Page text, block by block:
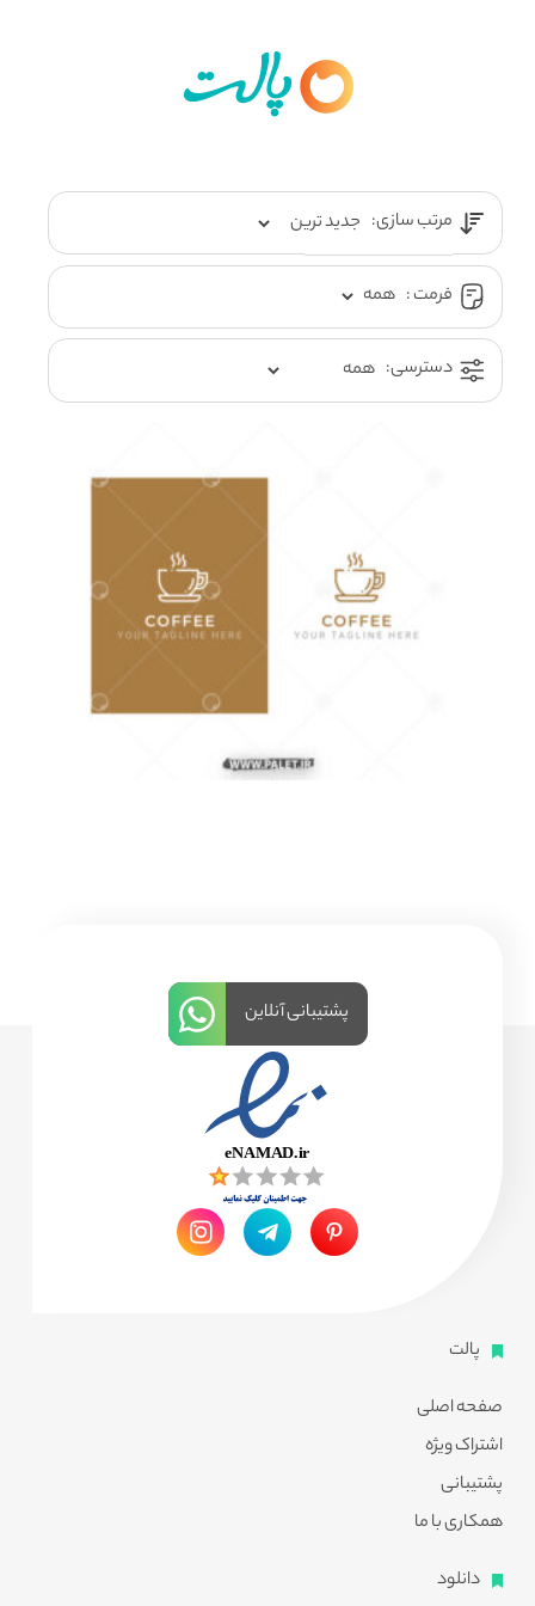
مرتب سازی:
فرمت :
دسترسی:
پالت
صفحه اصلی
اشتراک ویژه
پشتیبانی
همکاری با ما
دانلود
پشتیبانی آنلاین